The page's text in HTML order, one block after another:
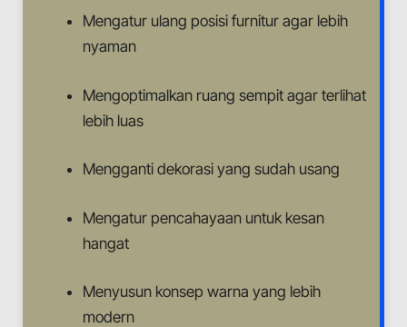
Mengatur ulang posisi furnitur agar lebih
nyaman
Mengoptimalkan ruang sempit agar terlihat
lebih luas
Mengganti dekorasi yang sudah usang
Mengatur pencahayaan untuk kesan
hangat
Menyusun konsep warna yang lebih
modern